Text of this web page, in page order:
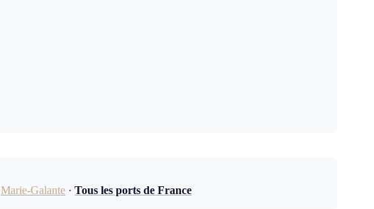
Marie-Galante · Tous les ports de France